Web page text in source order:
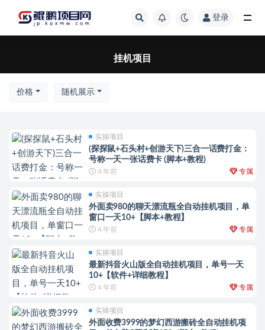
登录
挂机项目
价格 随机展示
实操项目
(探探鼠+石头村+创游天下)三合一话费打金：
号称一天一张话费卡 (脚本+教程)
4 年前 专属
实操项目
外面卖980的聊天漂流瓶全自动挂机项目，单
窗口一天10+【脚本+教程】
4 年前 专属
实操项目
最新抖音火山版全自动挂机项目，单号一天
10+【软件+详细教程】
4 年前 专属
实操项目
外面收费3999的梦幻西游搬砖全自动挂机项